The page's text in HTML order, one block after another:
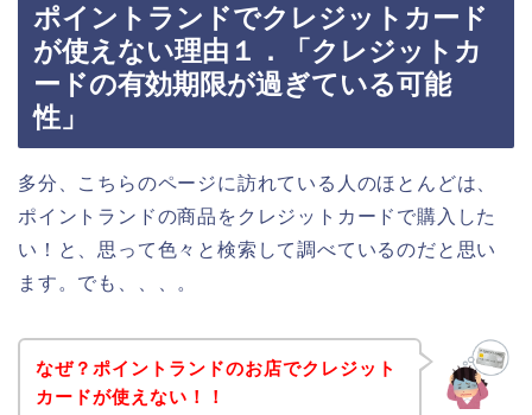
ポイントランドでクレジットカード
が使えない理由１．「クレジットカ
ードの有効期限が過ぎている可能
性」
多分、こちらのページに訪れている人のほとんどは、
ポイントランドの商品をクレジットカードで購入した
い！と、思って色々と検索して調べているのだと思い
ます。でも、、、。
なぜ？ポイントランドのお店でクレジット
カードが使えない！！